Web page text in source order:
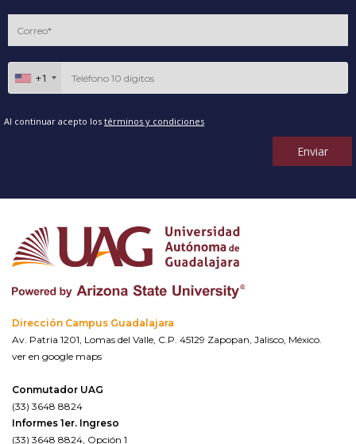
+1
Al continuar acepto los términos y condiciones
Enviar
Dirección Campus Guadalajara
Av. Patria 1201, Lomas del Valle, C.P. 45129 Zapopan, Jalisco, México.
ver en google maps
Conmutador UAG
(33) 3648 8824
Informes 1er. Ingreso
(33) 3648 8824, Opción 1